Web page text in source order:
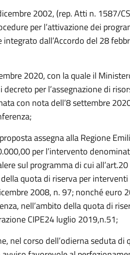
2002, (rep. Atti n. 1587/
per l’attivazione dei
dall’Accordo del 28
2020, con la quale il
per l’assegnazione di
con nota dell’8 settembre
assegna alla Regione
per l’intervento
sul programma di cui
quota di riserva per
2008, n. 97; nonché euro
nell’ambito della quota di
CIPE24 luglio 2019,n.51;
nel corso dell’odierna seduta